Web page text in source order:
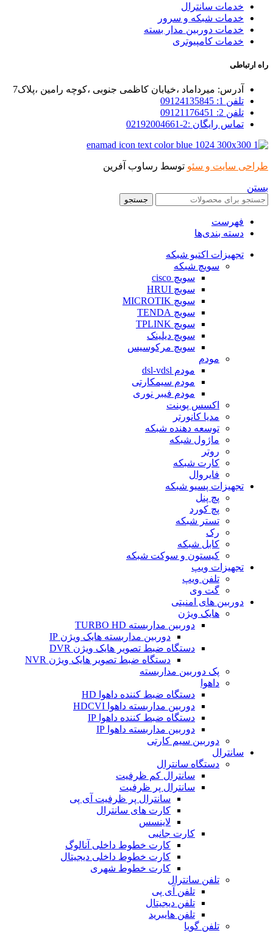
خدمات سانترال
خدمات شبکه و سرور
خدمات دوربین مدار بسته
خدمات کامپیوتری
راه ارتباطی
آدرس: میرداماد ،خیابان کاظمی جنوبی ،کوچه رامین ،پلاک7
تلفن 1: 09124135845
تلفن 2: 09121176451
تماس رایگان :2-02192004661
طراحی سایت و سئو توسط رساوب آفرین
بستن
جستجو
فهرست
دسته بندی‌ها
تجهیزات اکتیو شبکه
سویچ شبکه
سویچ cisco
سویچ HRUI
سویچ MICROTIK
سویچ TENDA
سویچ TPLINK
سویچ دیلینک
سویچ مرکوسیس
مودم
مودم dsl-vdsl
مودم سیمکارتی
مودم فیبر نوری
اکسس پوینت
مدیا کانورتر
توسعه دهنده شبکه
ماژول شبکه
روتر
کارت شبکه
فایروال
تجهیزات پسیو شبکه
پچ پنل
پچ کورد
تستر شبکه
رک
کابل شبکه
کیستون و سوکت شبکه
تجهیزات ویپ
تلفن ویپ
گت وی
دوربین های امنیتی
هایک ویژن
دوربین مداربسته TURBO HD
دوربین مداربسته هایک ویژن IP
دستگاه ضبط تصویر هایک ویژن DVR
دستگاه ضبط تصویر هایک ویژن NVR
پک دوربین مداربسته
داهوا
دستگاه ضبط کننده داهوا HD
دوربین مداربسته داهوا HDCVI
دستگاه ضبط کننده داهوا IP
دوربین مداربسته داهوا IP
دوربین سیم کارتی
سانترال
دستگاه سانترال
سانترال کم ظرفیت
سانترال پر ظرفیت
سانترال پر ظرفیت آی پی
کارت های سانترال
لاینسس
کارت جانبی
کارت خطوط داخلی آنالوگ
کارت خطوط داخلی دیجیتال
کارت خطوط شهری
تلفن سانترال
تلفن آی پی
تلفن دیجیتال
تلفن هایبرید
تلفن گویا